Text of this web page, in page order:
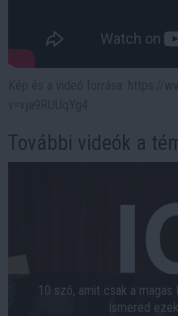
További videók a
10 szó, amit csak a magas
ismered